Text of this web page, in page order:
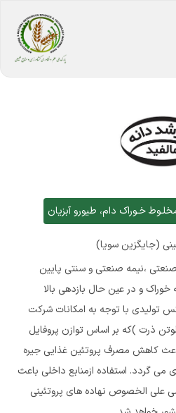
خـوراک دام، طیورو آبزیان
(جایگزین سویا)
،نیمه صنعتی و سنتی پایین
و در عین حال بازدهی بالا
تولیدی با توجه به امکانات شرکت
ذرت )که بر اساس توازن پروفایل
کاهش مصرف پروتئین غذایی جیره
گردد. استفاده ازمنابع داخلی باعث
علی الخصوص نهاده های پروتئینی